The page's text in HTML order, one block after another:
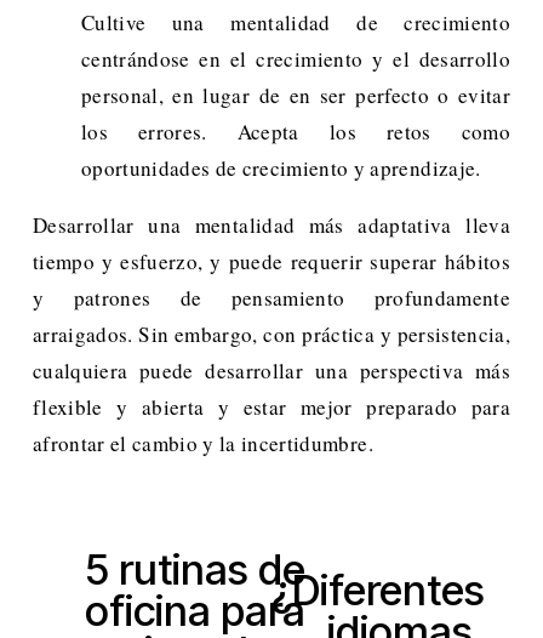
Cultive una mentalidad de crecimiento
centrándose en el crecimiento y el desarrollo
personal, en lugar de en ser perfecto o evitar
los errores. Acepta los retos como
oportunidades de crecimiento y aprendizaje.
Desarrollar una mentalidad más adaptativa lleva
tiempo y esfuerzo, y puede requerir superar hábitos
y patrones de pensamiento profundamente
arraigados. Sin embargo, con práctica y persistencia,
cualquiera puede desarrollar una perspectiva más
flexible y abierta y estar mejor preparado para
afrontar el cambio y la incertidumbre.
A
n
5 rutinas de
oficina para
S
i
¿Diferentes